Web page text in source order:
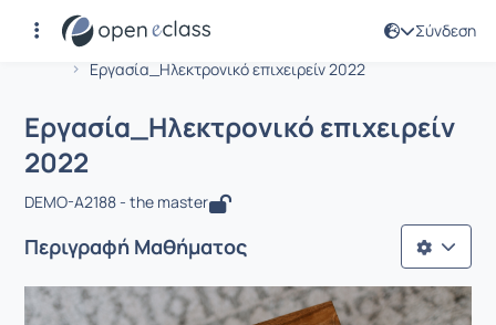
Σύνδεση
Αρχική Σελίδα
Εργασία_Ηλεκτρονικό επιχειρείν 2022
Μάθημα : Εργασία_Ηλεκτρονικό
Εργασία_Ηλεκτρονικό επιχειρείν
2022
DEMO-A2188 - the master
Περιγραφή Μαθήματος